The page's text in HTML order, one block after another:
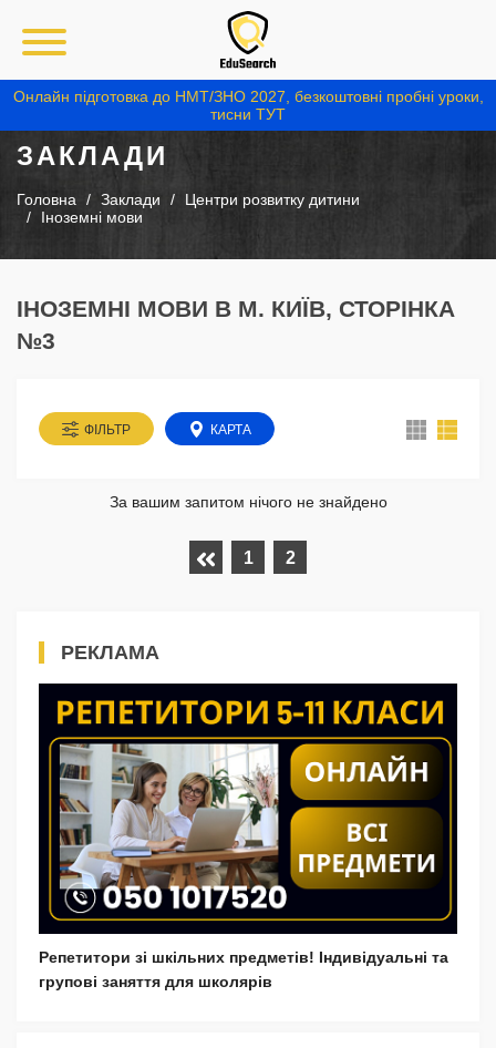
Онлайн підготовка до НМТ/ЗНО 2027, безкоштовні пробні уроки,
тисни ТУТ
ЗАКЛАДИ
Головна Заклади
Центри розвитку дитини
Іноземні мови
ІНОЗЕМНІ МОВИ В М. КИЇВ, СТОРІНКА
№3
ФІЛЬТР КАРТА
За вашим запитом нічого не знайдено
1 2
РЕКЛАМА
Репетитори зі шкільних предметів! Індивідуальні та
групові заняття для школярів